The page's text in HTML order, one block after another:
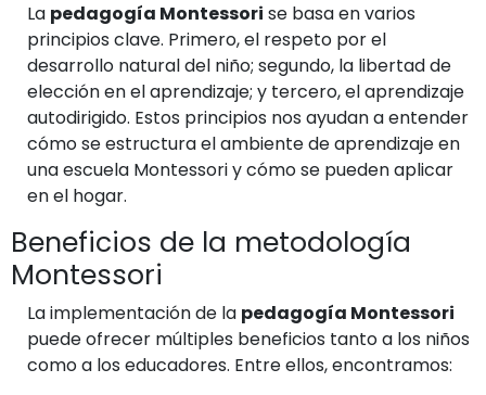
La pedagogía Montessori se basa en varios
principios clave. Primero, el respeto por el
desarrollo natural del niño; segundo, la libertad de
elección en el aprendizaje; y tercero, el aprendizaje
autodirigido. Estos principios nos ayudan a entender
cómo se estructura el ambiente de aprendizaje en
una escuela Montessori y cómo se pueden aplicar
en el hogar.
Beneficios de la metodología
Montessori
La implementación de la pedagogía Montessori
puede ofrecer múltiples beneficios tanto a los niños
como a los educadores. Entre ellos, encontramos: